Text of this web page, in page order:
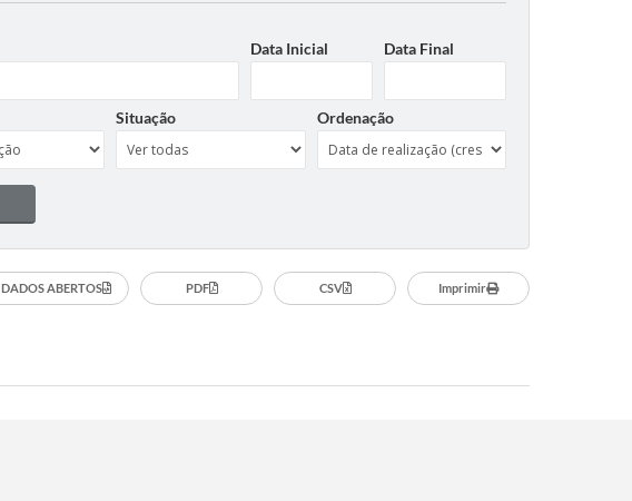
Data Inicial Data Final
Situação Ordenação
DADOS ABERTOS PDF CSV Imprimir